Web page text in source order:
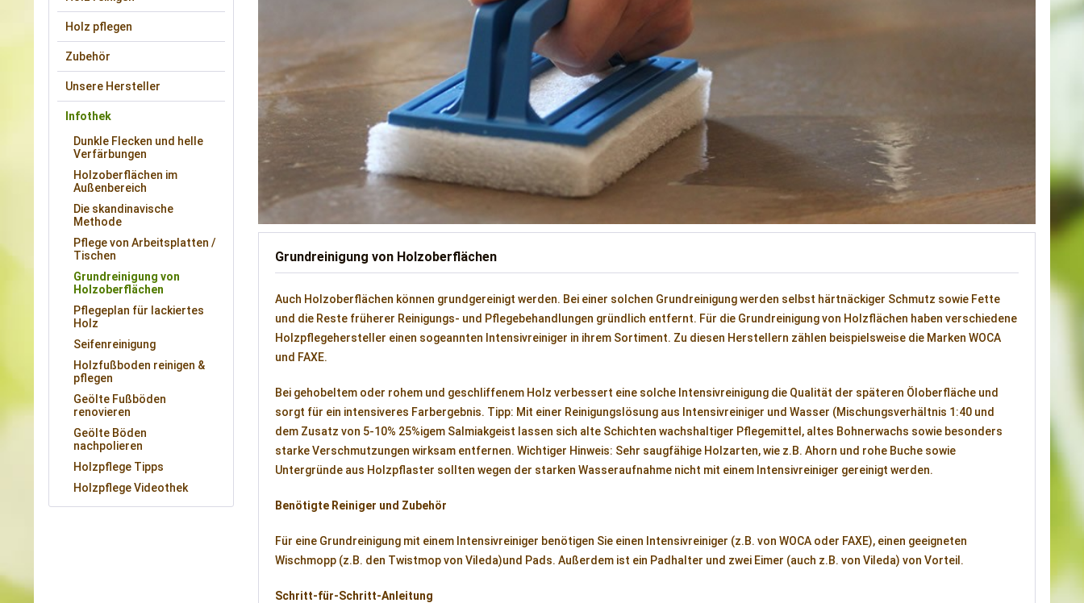
Holz pflegen
Zubehör
Unsere Hersteller
Infothek
Dunkle Flecken und helle
Verfärbungen
Holzoberflächen im
Außenbereich
Die skandinavische
Methode
Pflege von Arbeitsplatten /
Tischen
Grundreinigung von
Holzoberflächen
Pflegeplan für lackiertes
Holz
Seifenreinigung
Holzfußboden reinigen &
pflegen
Geölte Fußböden
renovieren
Geölte Böden
nachpolieren
Holzpflege Tipps
Holzpflege Videothek
Grundreinigung von Holzoberflächen
Auch Holzoberflächen können grundgereinigt werden. Bei einer solchen Grundreinigung werden selbst härtnäckiger Schmutz sowie Fette
und die Reste früherer Reinigungs- und Pflegebehandlungen gründlich entfernt. Für die Grundreinigung von Holzflächen haben verschiedene
Holzpflegehersteller einen sogeannten Intensivreiniger in ihrem Sortiment. Zu diesen Herstellern zählen beispielsweise die Marken WOCA
und FAXE.
Bei gehobeltem oder rohem und geschliffenem Holz verbessert eine solche Intensivreinigung die Qualität der späteren Öloberfläche und
sorgt für ein intensiveres Farbergebnis. Tipp: Mit einer Reinigungslösung aus Intensivreiniger und Wasser (Mischungsverhältnis 1:40 und
dem Zusatz von 5-10% 25%igem Salmiakgeist lassen sich alte Schichten wachshaltiger Pflegemittel, altes Bohnerwachs sowie besonders
starke Verschmutzungen wirksam entfernen. Wichtiger Hinweis: Sehr saugfähige Holzarten, wie z.B. Ahorn und rohe Buche sowie
Untergründe aus Holzpflaster sollten wegen der starken Wasseraufnahme nicht mit einem Intensivreiniger gereinigt werden.
Benötigte Reiniger und Zubehör
Für eine Grundreinigung mit einem Intensivreiniger benötigen Sie einen Intensivreiniger (z.B. von WOCA oder FAXE), einen geeigneten
Wischmopp (z.B. den Twistmop von Vileda)und Pads. Außerdem ist ein Padhalter und zwei Eimer (auch z.B. von Vileda) von Vorteil.
Schritt-für-Schritt-Anleitung